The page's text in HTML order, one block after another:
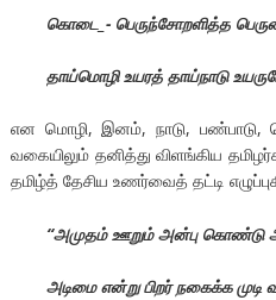
கொடை_- பெருந்சோறளித்த
தாய்மொழி உயரத் தாய்நாடு
என மொழி, இனம், நாடு,
வகையிலும் தனித்து விளங்கிய
தமிழ்த் தேசிய உணர்வைத் தட்டி
“அமுதம் ஊறும் அன்பு கொண்டு
அடிமை என்று பிறர் நகைக்க